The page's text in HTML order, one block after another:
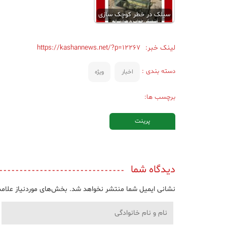
سیلک در خطر کوچک‌ سازی
لینک خبر: https://kashannews.net/?p=12267
دسته بندی : اخبار ویژه
برچسب ها:
پرینت
دیدگاه شما
نشانی ایمیل شما منتشر نخواهد شد. بخش‌های موردنیاز